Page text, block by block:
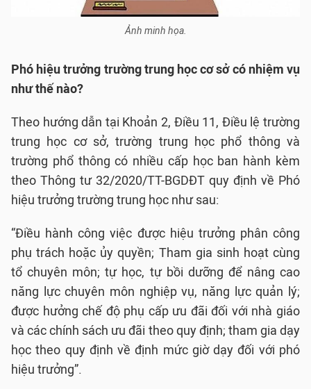
Ảnh minh họa.
Phó hiệu trưởng trường trung học cơ sở có nhiệm vụ
như thế nào?
Theo hướng dẫn tại Khoản 2, Điều 11, Điều lệ trường
trung học cơ sở, trường trung học phổ thông và
trường phổ thông có nhiều cấp học ban hành kèm
theo Thông tư 32/2020/TT-BGDĐT quy định về Phó
hiệu trưởng trường trung học như sau:
“Điều hành công việc được hiệu trưởng phân công
phụ trách hoặc ủy quyền; Tham gia sinh hoạt cùng
tổ chuyên môn; tự học, tự bồi dưỡng để nâng cao
năng lực chuyên môn nghiệp vụ, năng lực quản lý;
được hưởng chế độ phụ cấp ưu đãi đối với nhà giáo
và các chính sách ưu đãi theo quy định; tham gia dạy
học theo quy định về định mức giờ dạy đối với phó
hiệu trưởng”.